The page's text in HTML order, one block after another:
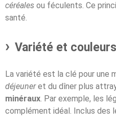
céréales ou féculents. Ce
santé.
Variété et
La variété est la clé pour une
déjeuneret du dîner plus
minéraux. Par exemple, les
complément idéal. Inclus des